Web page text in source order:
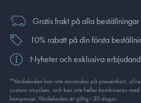
Gratis frakt på alla beställningar
10% rabatt på din första
Nyheter och exklusiva
*Värdekoden kan inte användas på presentkort,
custom smycken, och kan inte heller kombineras
kampanjer. Värdekoden är giltig i 30 dagar.